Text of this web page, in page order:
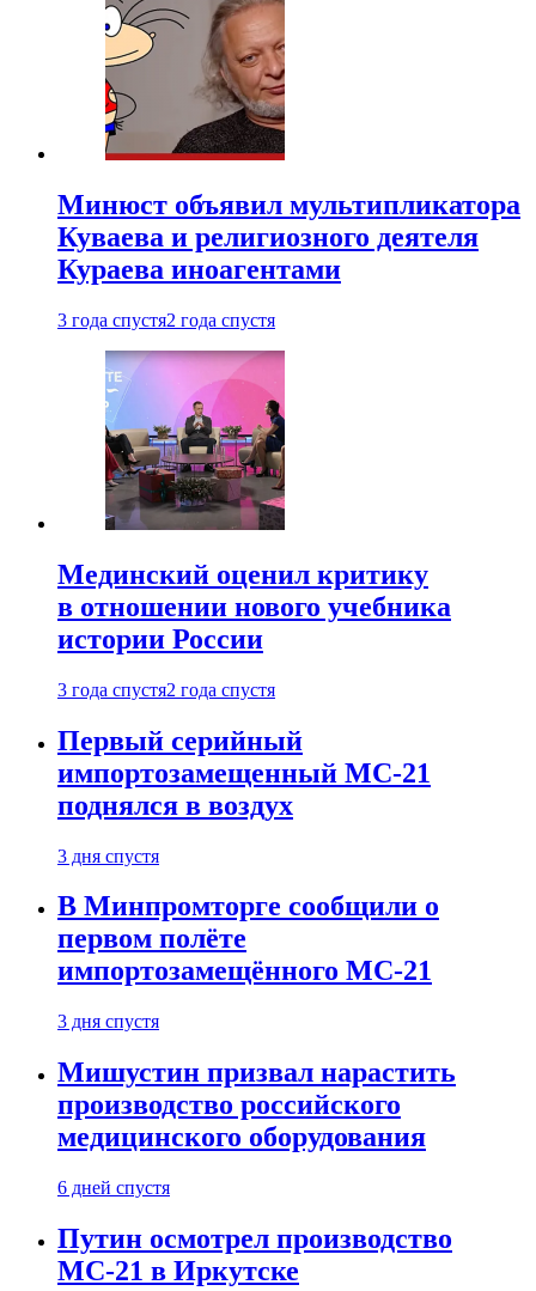
Минюст объявил мультипликатора
Куваева и религиозного деятеля
Кураева иноагентами
3 года спустя2 года спустя
Мединский оценил критику
в отношении нового учебника
истории России
3 года спустя2 года спустя
Первый серийный
импортозамещенный МС-21
поднялся в воздух
3 дня спустя
В Минпромторге сообщили о
первом полёте
импортозамещённого МС-21
3 дня спустя
Мишустин призвал нарастить
производство российского
медицинского оборудования
6 дней спустя
Путин осмотрел производство
МС-21 в Иркутске